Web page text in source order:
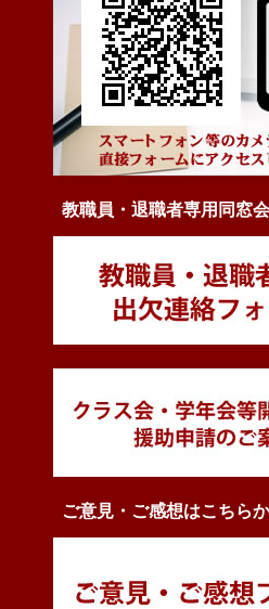
教職員・退職者専用同窓
ご意見・ご感想はこちら